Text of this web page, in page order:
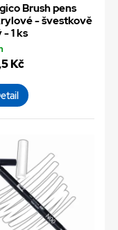
Brush pens
- švestkově
1 ks
Kč